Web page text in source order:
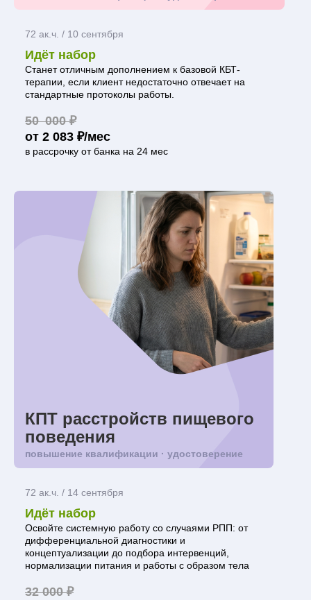
72 ак.ч. / 10 сентября
Идёт набор
Станет отличным дополнением к базовой КБТ-
терапии, если клиент недостаточно отвечает на
стандартные протоколы работы.
50 000 ₽
от 2 083 ₽/мес
в рассрочку от банка на 24 мес
КПТ расстройств пищевого
поведения
повышение квалификации · удостоверение
72 ак.ч. / 14 сентября
Идёт набор
Освойте системную работу со случаями РПП: от
дифференциальной диагностики и
концептуализации до подбора интервенций,
нормализации питания и работы с образом тела
32 000 ₽